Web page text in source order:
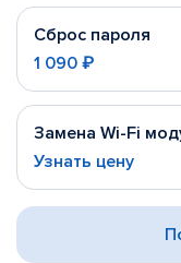
Сброс пароля
1 090 ₽
Замена Wi-Fi
Узнать цену